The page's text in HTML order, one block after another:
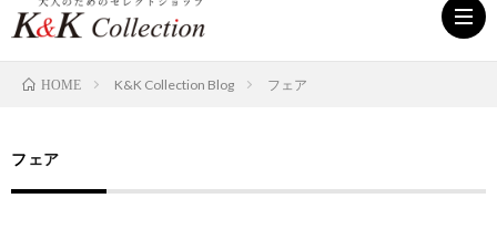
HOME K&K Collection Blog フェア
フェア